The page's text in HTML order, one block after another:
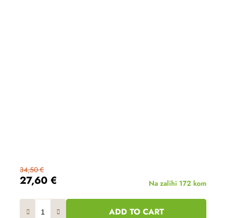
27,60 €
34,50 €
Na zalihi 172 kom
ADD TO CART